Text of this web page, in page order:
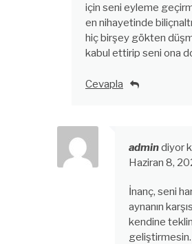
için seni eyleme
en nihayetinde
hiç birşey gökten
kabul ettirip seni ona
Cevapla
admindiyor
Haziran 8,
İnanç, seni
aynanın
kendine